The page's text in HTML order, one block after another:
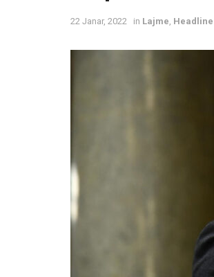
22 Janar, 2022 in Lajme Headline